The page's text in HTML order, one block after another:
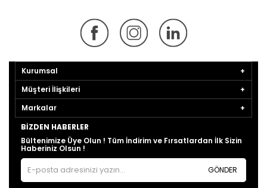
Kurumsal
Müşteri İlişkileri
Markalar
BIZDEN HABERLER
Bültenimize Üye Olun ! Tüm İndirim ve Fırsatlardan İlk Sizin
Haberiniz Olsun !
GÖNDER